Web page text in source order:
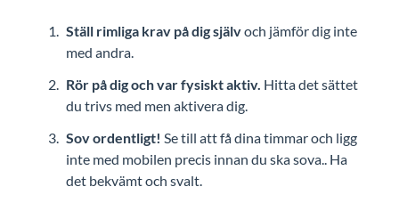
Ställ rimliga krav på dig självoch jämför dig inte
med andra.
Rör på dig och var fysiskt aktiv. Hitta det sättet
du trivs med men aktivera dig.
Sov ordentligt! Se till att få dina timmar och ligg
inte med mobilen precis innan du ska sova.. Ha
det bekvämt och svalt.